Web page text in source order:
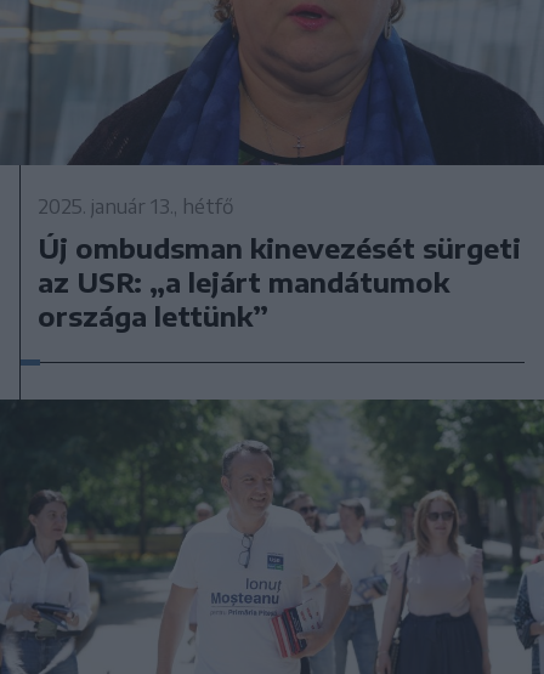
2025. január 13., hétfő
Új ombudsman kinevezését sürgeti
az USR: „a lejárt mandátumok
országa lettünk”